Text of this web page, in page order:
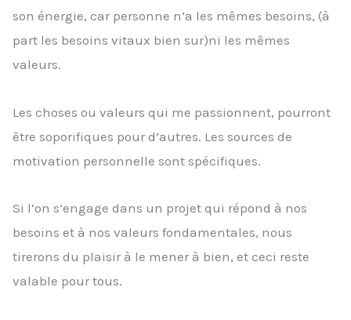
son énergie, car personne n’a les mêmes besoins, (à
part les besoins vitaux bien sur)ni les mêmes
valeurs.
Les choses ou valeurs qui me passionnent, pourront
être soporifiques pour d’autres. Les sources de
motivation personnelle sont spécifiques.
Si l’on s’engage dans un projet qui répond à nos
besoins et à nos valeurs fondamentales, nous
tirerons du plaisir à le mener à bien, et ceci reste
valable pour tous.